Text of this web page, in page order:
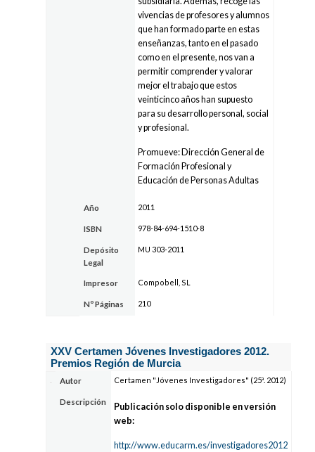
vivencias de profesores y alumnos
que han formado parte en estas
enseñanzas, tanto en el pasado
como en el presente, nos van a
permitir comprender y valorar
mejor el trabajo que estos
veinticinco años han supuesto
para su desarrollo personal, social
y profesional.
Promueve: Dirección General de
Formación Profesional y
Educación de Personas Adultas
Año 2011
ISBN 978-84-694-1510-8
Depósito
Legal
MU 303-2011
Impresor Compobell, SL
Nº Páginas 210
XXV Certamen Jóvenes Investigadores 2012.
Premios Región de Murcia
Autor Certamen "Jóvenes Investigadores" (25ª. 2012)
Descripción
Publicación solo disponible en versión
web:
http://www.educarm.es/investigadores2012